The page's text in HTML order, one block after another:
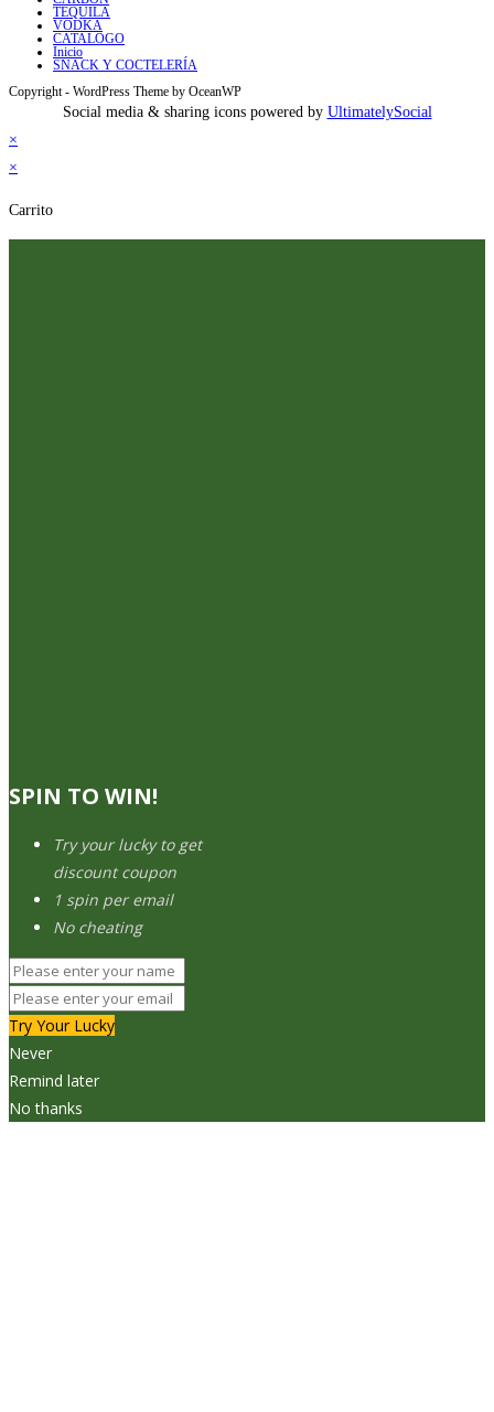
TEQUILA
VODKA
CATALOGO
Inicio
SNACK Y COCTELERÍA
Copyright - WordPress Theme by OceanWP
Social media & sharing icons powered by UltimatelySocial
×
×
Carrito
SPIN TO WIN!
Try your lucky to get
discount coupon
1 spin per email
No cheating
Try Your Lucky
Never
Remind later
No thanks